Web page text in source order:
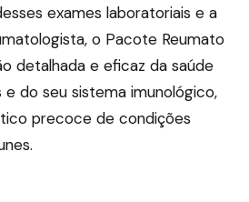
exames laboratoriais e a
o Pacote Reumato
detalhada e eficaz da saúde
e do seu sistema imunológico,
precoce de condições